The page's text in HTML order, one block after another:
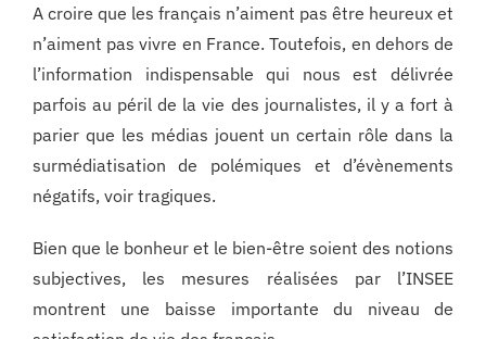
A croire que les français n’aiment pas être heureux et
n’aiment pas vivre en France. Toutefois, en dehors de
l’information indispensable qui nous est délivrée
parfois au péril de la vie des journalistes, il y a fort à
parier que les médias jouent un certain rôle dans la
surmédiatisation de polémiques et d’évènements
négatifs, voir tragiques.
Bien que le bonheur et le bien-être soient des notions
subjectives, les mesures réalisées par l’INSEE
montrent une baisse importante du niveau de